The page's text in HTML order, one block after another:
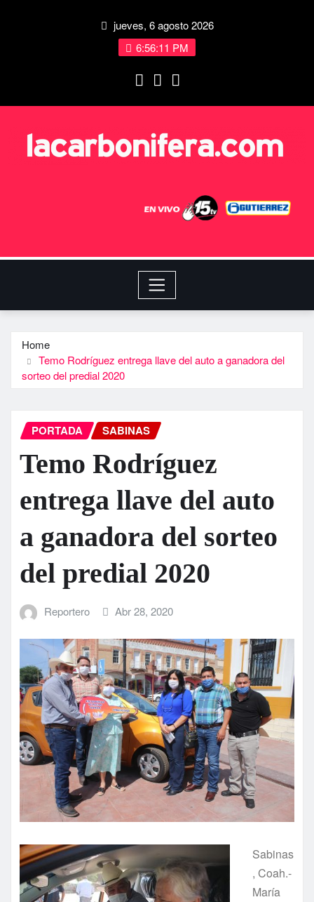
jueves, 6 agosto 2026
6:56:11 PM
Home
Temo Rodríguez entrega llave del auto a ganadora del
sorteo del predial 2020
PORTADA SABINAS
Temo Rodríguez
entrega llave del auto
a ganadora del sorteo
del predial 2020
Reportero Abr 28, 2020
Sabinas
, Coah.-
María